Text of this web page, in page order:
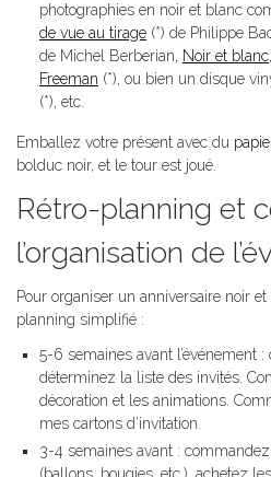
photographies en noir et blanc
de vue au tirage (*) de Philippe
de Michel Berberian, Noir et
Freeman (*), ou bien un disque
(*), etc.
Emballez votre présent avec du
bolduc noir, et le tour est joué.
Rétro-planning et
l’organisation de
Pour organiser un anniversaire noir
planning simplifié :
5-6 semaines avant l’événement
déterminez la liste des invités.
décoration et les animations.
mes cartons d’invitation.
3-4 semaines avant :